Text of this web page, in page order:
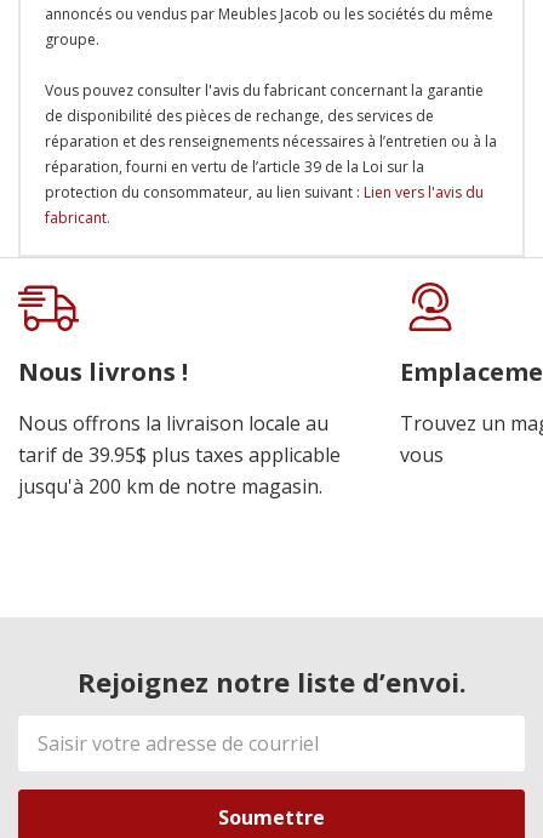
annoncés ou vendus par Meubles Jacob ou les sociétés du même
groupe.
Vous pouvez consulter l'avis du fabricant concernant la garantie
de disponibilité des pièces de rechange, des services de
réparation et des renseignements nécessaires à l’entretien ou à la
réparation, fourni en vertu de l’article 39 de la Loi sur la
protection du consommateur, au lien suivant : Lien vers l'avis du
fabricant.
Onglet
personnalisé
Nous livrons !
Nous offrons la livraison locale au
tarif de 39.95$ plus taxes applicable
jusqu'à 200 km de notre magasin.
Trouvez un
vous
Rejoignez notre liste d’envoi.
Adresse
de
courriel